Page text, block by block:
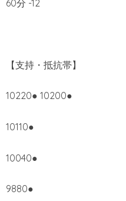
60分 -12
【支持・抵抗帯】
10220● 10200●
10110●
10040●
9880●